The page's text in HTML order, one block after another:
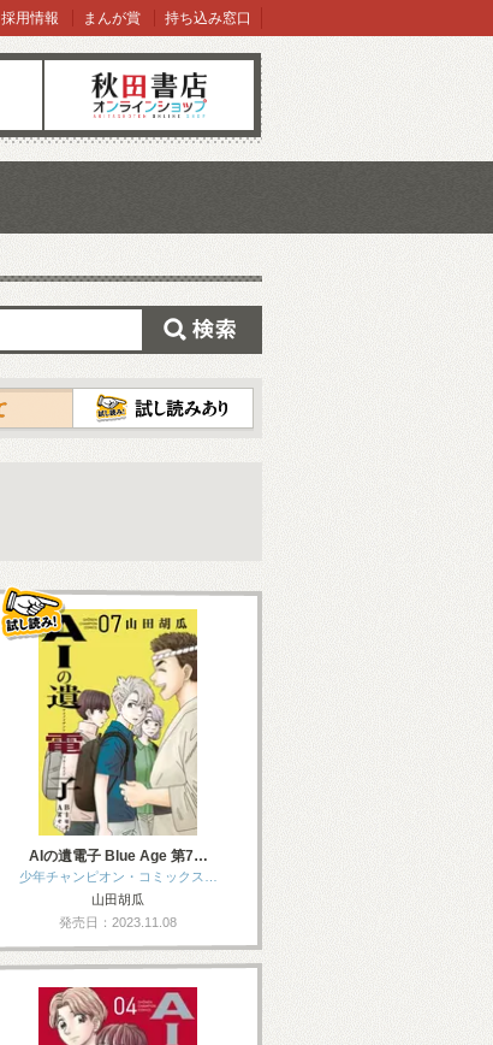
オンラインショップ
採用情報 まんが賞 持ち込み窓口
AIの遺電子 Blue Age 第7…
少年チャンピオン・コミックス…
山田胡瓜
発売日：2023.11.08